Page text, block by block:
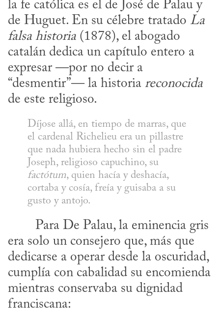
la fe católica es el de José de Palau y
de Huguet. En su célebre tratado La
falsa historia (1878), el abogado
catalán dedica un capítulo entero a
expresar —por no decir a
“desmentir”— la historia reconocida
de este religioso.
Díjose allá, en tiempo de marras, que
el cardenal Richelieu era un pillastre
que nada hubiera hecho sin el padre
factótum, quien hacía y deshacía,
cortaba y cosía, freía y guisaba a su
gusto y antojo.
era solo un consejero que, más que
dedicarse a operar desde la oscuridad,
cumplía con cabalidad su encomienda
mientras conservaba su dignidad
franciscana: